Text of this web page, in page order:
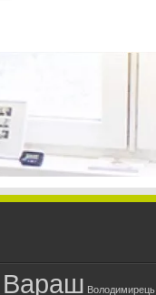
Вараш Володимирець